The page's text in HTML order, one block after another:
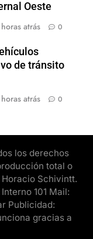
Oeste
atrás 0
de tránsito
atrás 0
los derechos
total o
Schivintt.
101 Mail:
Publicidad:
gracias a